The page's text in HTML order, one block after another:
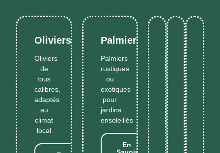
Oliviers
Oliviers
de
tous
calibres,
adaptés
au
climat
local
Palmiers
Palmiers
rustiques
ou
exotiques
pour
jardins
ensoleillés
En
Plantes
Essences
typiques
du
sud,
résistantes
et
décoratives
Savoir
Plus
Plantes
de
haies
Végétaux
pour
haies
denses
et
faciles
Plus
et